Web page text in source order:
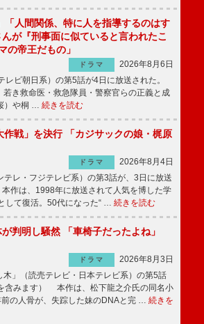
「人間関係、特に人を指導するのはす
が『刑事面に似ていると言われたこ
の帝王だもの」
ドラマ
2026年8月6日
ビ朝日系）の第5話が4日に放送された。
き救命医・救急隊員・警察官らの正義と成
）や桐 … 続きを読む
作戦」を決行 「カジサックの娘・梶原
ドラマ
2026年8月4日
レ・フジテレビ系）の第3話が、3日に放送
作は、1998年に放送されて人気を博した学
して復活。50代になった“ … 続きを読む
判明し騒然 「車椅子だったよね」
ドラマ
2026年8月3日
」（読売テレビ・日本テレビ系）の第5話
含みます） 本作は、松下龍之介氏の同名小
の人骨が、失踪した妹のDNAと完 … 続きを